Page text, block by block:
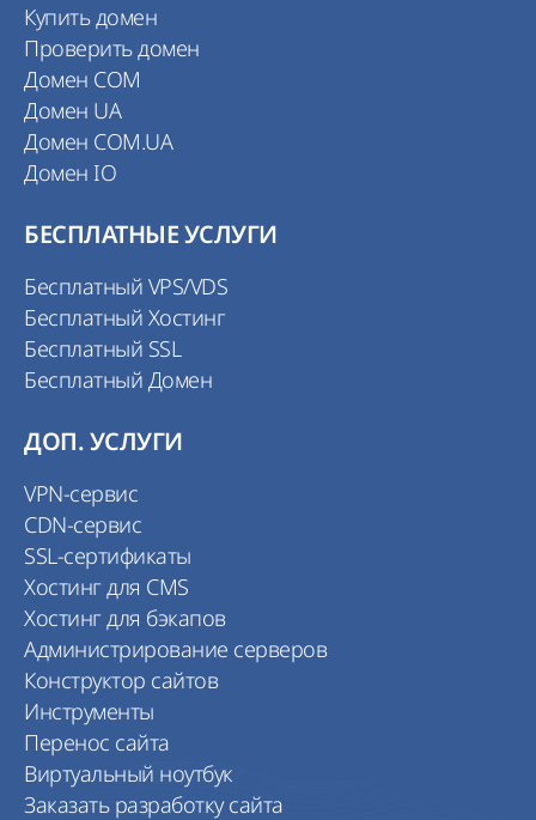
Купить домен
Проверить домен
Домен COM
Домен UA
Домен COM.UA
Домен IO
БЕСПЛАТНЫЕ УСЛУГИ
Бесплатный VPS/VDS
Бесплатный Хостинг
Бесплатный SSL
Бесплатный Домен
ДОП. УСЛУГИ
VPN-сервис
CDN-сервис
SSL-сертификаты
Хостинг для CMS
Хостинг для бэкапов
Администрирование серверов
Конструктор сайтов
Инструменты
Перенос сайта
Виртуальный ноутбук
Заказать разработку сайта